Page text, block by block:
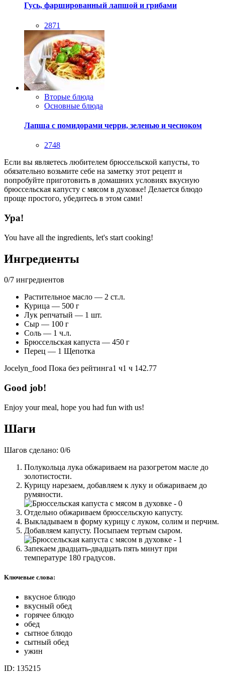
Гусь, фаршированный лапшой и грибами
2871
Вторые блюда
Основные блюда
Лапша с помидорами черри, зеленью и чесноком
2748
Если вы являетесь любителем брюссельской капусты, то
обязательно возьмите себе на заметку этот рецепт и
попробуйте приготовить в домашних условиях вкусную
брюссельская капусту с мясом в духовке! Делается блюдо
проще простого, убедитесь в этом сами!
Ура!
You have all the ingredients, let's start cooking!
Ингредиенты
0/7 ингредиентов
Растительное масло — 2 ст.л.
Курица — 500 г
Лук репчатый — 1 шт.
Сыр — 100 г
Соль — 1 ч.л.
Брюссельская капуста — 450 г
Перец — 1 Щепотка
Jocelyn_food Пока без рейтинга1 ч1 ч 142.77
Good job!
Enjoy your meal, hope you had fun with us!
Шаги
Шагов сделано: 0/6
Полукольца лука обжариваем на разогретом масле до
золотистости.
Курицу нарезаем, добавляем к луку и обжариваем до
румяности.
Отдельно обжариваем брюссельскую капусту.
Выкладываем в форму курицу с луком, солим и перчим.
Добавляем капусту. Посыпаем тертым сыром.
Запекаем двадцать-двадцать пять минут при
температуре 180 градусов.
Ключевые слова:
вкусное блюдо
вкусный обед
горячее блюдо
обед
сытное блюдо
сытный обед
ужин
ID: 135215